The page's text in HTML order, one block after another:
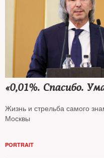
«0,01%. Спасибо.
Жизнь и стрельба самого
Москвы
PORTRAIT